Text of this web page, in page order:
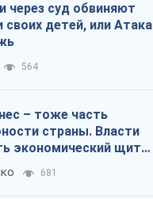
через суд обвиняют
своих детей, или Атака
564
– тоже часть
страны. Власти
экономический щит
681